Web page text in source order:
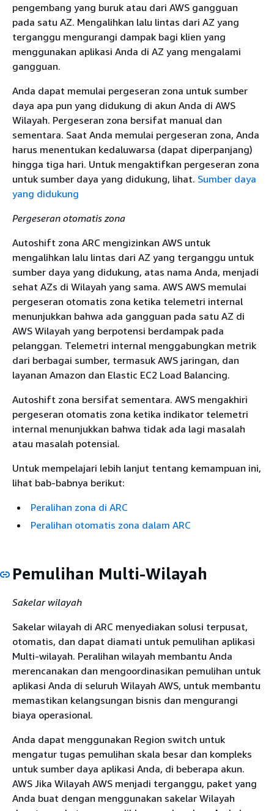
pengembang yang buruk atau dari AWS gangguan
pada satu AZ. Mengalihkan lalu lintas dari AZ yang
terganggu mengurangi dampak bagi klien yang
menggunakan aplikasi Anda di AZ yang mengalami
gangguan.
Anda dapat memulai pergeseran zona untuk sumber
daya apa pun yang didukung di akun Anda di AWS
Wilayah. Pergeseran zona bersifat manual dan
sementara. Saat Anda memulai pergeseran zona, Anda
harus menentukan kedaluwarsa (dapat diperpanjang)
hingga tiga hari. Untuk mengaktifkan pergeseran zona
untuk sumber daya yang didukung, lihat. Sumber daya
yang didukung
Pergeseran otomatis zona
Autoshift zona ARC mengizinkan AWS untuk
mengalihkan lalu lintas dari AZ yang terganggu untuk
sumber daya yang didukung, atas nama Anda, menjadi
sehat AZs di Wilayah yang sama. AWS AWS memulai
pergeseran otomatis zona ketika telemetri internal
menunjukkan bahwa ada gangguan pada satu AZ di
AWS Wilayah yang berpotensi berdampak pada
pelanggan. Telemetri internal menggabungkan metrik
dari berbagai sumber, termasuk AWS jaringan, dan
layanan Amazon dan Elastic EC2 Load Balancing.
Autoshift zona bersifat sementara. AWS mengakhiri
pergeseran otomatis zona ketika indikator telemetri
internal menunjukkan bahwa tidak ada lagi masalah
atau masalah potensial.
Untuk mempelajari lebih lanjut tentang kemampuan ini,
lihat bab-babnya berikut:
Peralihan zona di ARC
Peralihan otomatis zona dalam ARC
Pemulihan Multi-Wilayah
Sakelar wilayah
Sakelar wilayah di ARC menyediakan solusi terpusat,
otomatis, dan dapat diamati untuk pemulihan aplikasi
Multi-wilayah. Peralihan wilayah membantu Anda
merencanakan dan mengoordinasikan pemulihan untuk
aplikasi Anda di seluruh Wilayah AWS, untuk membantu
memastikan kelangsungan bisnis dan mengurangi
biaya operasional.
Anda dapat menggunakan Region switch untuk
mengatur tugas pemulihan skala besar dan kompleks
untuk sumber daya aplikasi Anda, di beberapa akun.
AWS Jika Wilayah AWS menjadi terganggu, paket yang
Anda buat dengan menggunakan sakelar Wilayah